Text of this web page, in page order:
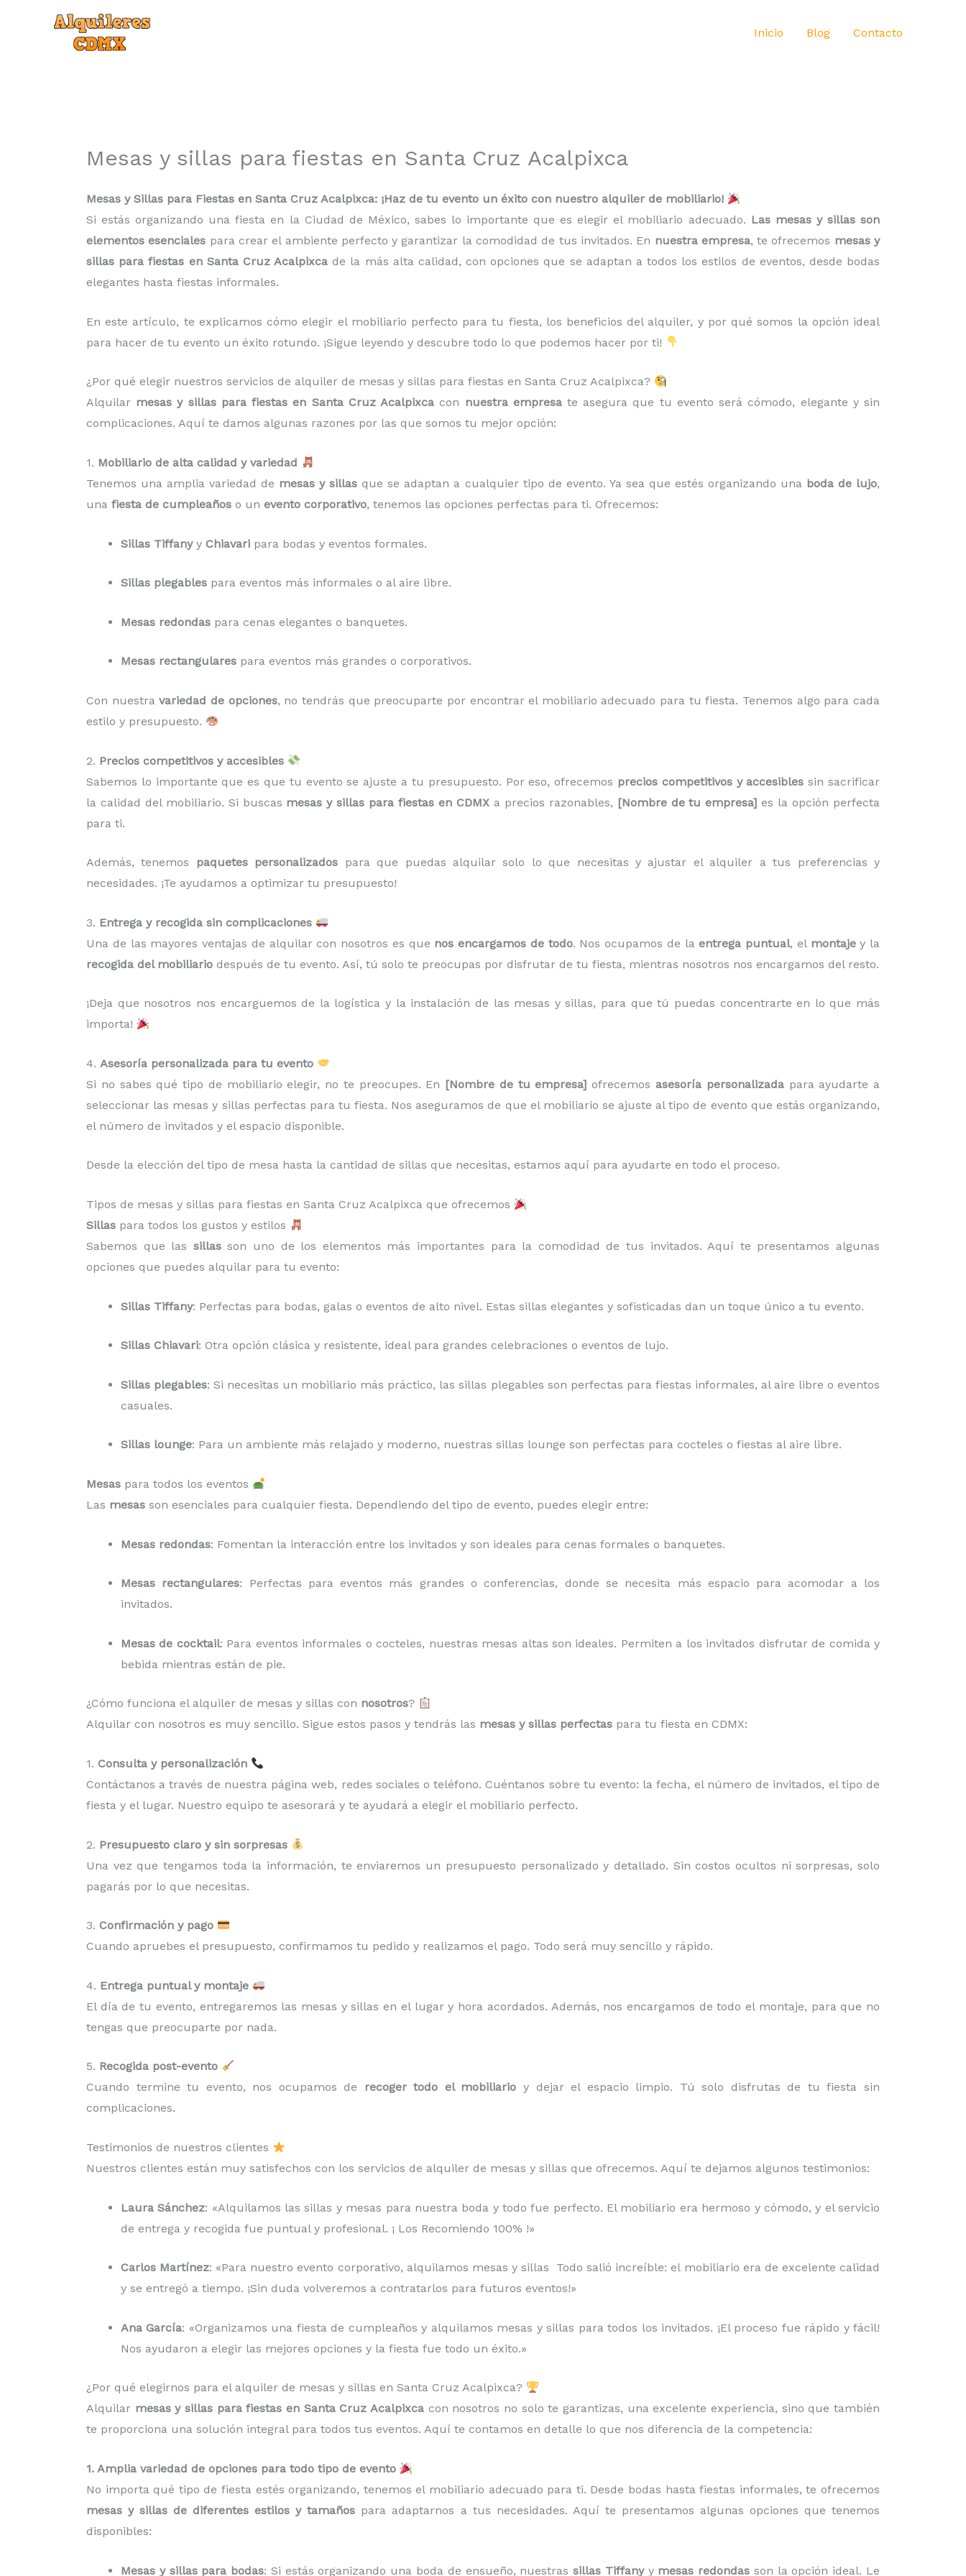
Inicio Blog Contacto
Mesas y sillas para fiestas en Santa Cruz Acalpixca
Mesas y Sillas para Fiestas en Santa Cruz Acalpixca: ¡Haz de tu evento un éxito con nuestro alquiler de mobiliario!
Si estás organizando una fiesta en la Ciudad de México, sabes lo importante que es elegir el mobiliario adecuado. Las mesas y sillas son
elementos esenciales para crear el ambiente perfecto y garantizar la comodidad de tus invitados. En nuestra empresa, te ofrecemos mesas y
sillas para fiestas en Santa Cruz Acalpixca de la más alta calidad, con opciones que se adaptan a todos los estilos de eventos, desde bodas
elegantes hasta fiestas informales.
En este artículo, te explicamos cómo elegir el mobiliario perfecto para tu fiesta, los beneficios del alquiler, y por qué somos la opción ideal
para hacer de tu evento un éxito rotundo. ¡Sigue leyendo y descubre todo lo que podemos hacer por ti!
¿Por qué elegir nuestros servicios de alquiler de mesas y sillas para fiestas en Santa Cruz Acalpixca?
Alquilar mesas y sillas para fiestas en Santa Cruz Acalpixca con nuestra empresate asegura que tu evento será cómodo, elegante y sin
complicaciones. Aquí te damos algunas razones por las que somos tu mejor opción:
1. Mobiliario de alta calidad y variedad
Tenemos una amplia variedad de mesas y sillas que se adaptan a cualquier tipo de evento. Ya sea que estés organizando una boda de lujo,
una fiesta de cumpleaños o un evento corporativo, tenemos las opciones perfectas para ti. Ofrecemos:
Sillas Tiffanyy Chiavari para bodas y eventos formales.
Sillas plegables para eventos más informales o al aire libre.
Mesas redondas para cenas elegantes o banquetes.
Mesas rectangulares para eventos más grandes o corporativos.
Con nuestravariedad de opciones, no tendrás que preocuparte por encontrar el mobiliario adecuado para tu fiesta. Tenemos algo para cada
estilo y presupuesto.
2. Precios competitivos y accesibles
Sabemos lo importante que es que tu evento se ajuste a tu presupuesto. Por eso, ofrecemos precios competitivos y accesibles sin sacrificar
la calidad del mobiliario. Si buscas mesas y sillas para fiestas en CDMXa precios razonables, [Nombre de tu empresa] es la opción perfecta
para ti.
Además, tenemos paquetes personalizados para que puedas alquilar solo lo que necesitas y ajustar el alquiler a tus preferencias y
necesidades. ¡Te ayudamos a optimizar tu presupuesto!
3. Entrega y recogida sin complicaciones
Una de las mayores ventajas de alquilar con nosotros es que nos encargamos de todo. Nos ocupamos de laentrega puntual, el montajey la
recogida del mobiliario después de tu evento. Así, tú solo te preocupas por disfrutar de tu fiesta, mientras nosotros nos encargamos del resto.
¡Deja que nosotros nos encarguemos de la logística y la instalación de las mesas y sillas, para que tú puedas concentrarte en lo que más
importa!
4. Asesoría personalizada para tu evento
Si no sabes qué tipo de mobiliario elegir, no te preocupes. En [Nombre de tu empresa] ofrecemos asesoría personalizadapara ayudarte a
seleccionar las mesas y sillas perfectas para tu fiesta. Nos aseguramos de que el mobiliario se ajuste al tipo de evento que estás organizando,
el número de invitados y el espacio disponible.
Desde la elección del tipo de mesa hasta la cantidad de sillas que necesitas, estamos aquí para ayudarte en todo el proceso.
Tipos de mesas y sillas para fiestas en Santa Cruz Acalpixca que ofrecemos
Sillas para todos los gustos y estilos
Sabemos que las sillasson uno de los elementos más importantes para la comodidad de tus invitados. Aquí te presentamos algunas
opciones que puedes alquilar para tu evento:
Sillas Tiffany: Perfectas para bodas, galas o eventos de alto nivel. Estas sillas elegantes y sofisticadas dan un toque único a tu evento.
Sillas Chiavari: Otra opción clásica y resistente, ideal para grandes celebraciones o eventos de lujo.
Sillas plegables: Si necesitas un mobiliario más práctico, las sillas plegables son perfectas para fiestas informales, al aire libre o eventos
casuales.
Sillas lounge: Para un ambiente más relajado y moderno, nuestras sillas lounge son perfectas para cocteles o fiestas al aire libre.
Mesas para todos los eventos
Las mesas son esenciales para cualquier fiesta. Dependiendo del tipo de evento, puedes elegir entre:
Mesas redondas: Fomentan la interacción entre los invitados y son ideales para cenas formales o banquetes.
Mesas rectangulares: Perfectas para eventos más grandes o conferencias, donde se necesita más espacio para acomodar a los
invitados.
Mesas de cocktail: Para eventos informales o cocteles, nuestras mesas altas son ideales. Permiten a los invitados disfrutar de comida y
bebida mientras están de pie.
¿Cómo funciona el alquiler de mesas y sillas con nosotros?
Alquilar con nosotros es muy sencillo. Sigue estos pasos y tendrás las mesas y sillas perfectas para tu fiesta en CDMX:
1. Consulta y personalización
Contáctanos a través de nuestra página web, redes sociales o teléfono. Cuéntanos sobre tu evento: la fecha, el número de invitados, el tipo de
fiesta y el lugar. Nuestro equipo te asesorará y te ayudará a elegir el mobiliario perfecto.
2. Presupuesto claro y sin sorpresas
Una vez que tengamos toda la información, te enviaremos un presupuesto personalizado y detallado. Sin costos ocultos ni sorpresas, solo
pagarás por lo que necesitas.
3. Confirmación y pago
Cuando apruebes el presupuesto, confirmamos tu pedido y realizamos el pago. Todo será muy sencillo y rápido.
4. Entrega puntual y montaje
El día de tu evento, entregaremos las mesas y sillas en el lugar y hora acordados. Además, nos encargamos de todo el montaje, para que no
tengas que preocuparte por nada.
5. Recogida post-evento
Cuando termine tu evento, nos ocupamos de recoger todo el mobiliario y dejar el espacio limpio. Tú solo disfrutas de tu fiesta sin
complicaciones.
Testimonios de nuestros clientes
Nuestros clientes están muy satisfechos con los servicios de alquiler de mesas y sillas que ofrecemos. Aquí te dejamos algunos testimonios:
Laura Sánchez: «Alquilamos las sillas y mesas para nuestra boda y todo fue perfecto. El mobiliario era hermoso y cómodo, y el servicio
de entrega y recogida fue puntual y profesional. ¡ Los Recomiendo 100% !»
Carlos Martínez: «Para nuestro evento corporativo, alquilamos mesas y sillas Todo salió increíble: el mobiliario era de excelente calidad
y se entregó a tiempo. ¡Sin duda volveremos a contratarlos para futuros eventos!»
Ana García: «Organizamos una fiesta de cumpleaños y alquilamos mesas y sillas para todos los invitados. ¡El proceso fue rápido y fácil!
Nos ayudaron a elegir las mejores opciones y la fiesta fue todo un éxito.»
¿Por qué elegirnos para el alquiler de mesas y sillas en Santa Cruz Acalpixca?
Alquilar mesas y sillas para fiestas en Santa Cruz Acalpixca con nosotros no solo te garantizas, una excelente experiencia, sino que también
te proporciona una solución integral para todos tus eventos. Aquí te contamos en detalle lo que nos diferencia de la competencia:
1. Amplia variedad de opciones para todo tipo de evento
No importa qué tipo de fiesta estés organizando, tenemos el mobiliario adecuado para ti. Desde bodas hasta fiestas informales, te ofrecemos
mesas y sillas de diferentes estilos y tamaños para adaptarnos a tus necesidades. Aquí te presentamos algunas opciones que tenemos
disponibles:
Mesas y sillas para bodas: Si estás organizando una boda de ensueño, nuestrassillas Tiffanyy mesas redondas son la opción ideal. Le